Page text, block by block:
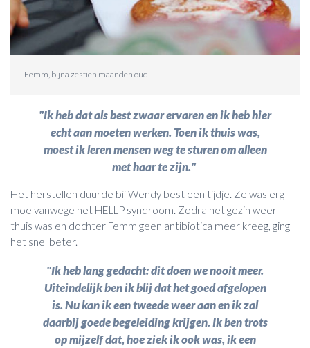
Femm, bijna zestien maanden oud.
"Ik heb dat als best zwaar ervaren en ik heb hier
echt aan moeten werken. Toen ik thuis was,
moest ik leren mensen weg te sturen om alleen
met haar te zijn."
Het herstellen duurde bij Wendy best een tijdje. Ze was erg
moe vanwege het HELLP syndroom. Zodra het gezin weer
thuis was en dochter Femm geen antibiotica meer kreeg, ging
het snel beter.
"Ik heb lang gedacht: dit doen we nooit meer.
Uiteindelijk ben ik blij dat het goed afgelopen
is. Nu kan ik een tweede weer aan en ik zal
daarbij goede begeleiding krijgen. Ik ben trots
op mijzelf dat, hoe ziek ik ook was, ik een